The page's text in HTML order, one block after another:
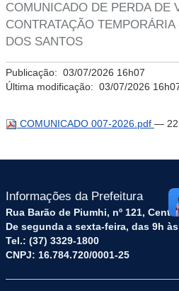
COMUNICADO DE PERDA DE
CONTRATAÇÃO
DOS SANTOS
Publicação: 03/07/2026 16h07
Última modificação: 03/07/2026
COMUNICADO 007-2026.pdf —
Informações da Prefeitura
Rua Barão de Piumhi, nº 121, Centro
De segunda a sexta-feira, das 9h
Tel.: (37) 3329-1800
CNPJ: 16.784.720/0001-25